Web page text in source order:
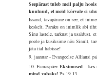
Seepärast tuleb meil palju
kuulnud, et meid kõrvale ei
Issand, tavapärane on see, et
keskelt. Paraku on inimlik abi
Sinu lastele, tarkust ja usaldust,
poole ja küsiksime nõu Sinult,
jäta iial häbisse!
9. jaanuar - Evangeelse Alliansi
10. EsmaspäevEksimused –
mind vabaks!Ps 19,13